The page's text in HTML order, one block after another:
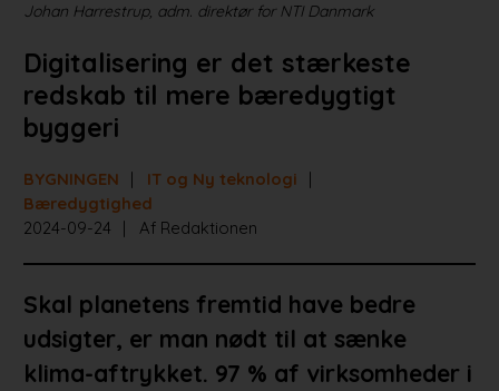
Johan Harrestrup, adm. direktør for NTI Danmark
Digitalisering er det stærkeste
redskab til mere bæredygtigt
byggeri
BYGNINGEN
IT og Ny teknologi
Bæredygtighed
2024-09-24
Af Redaktionen
Skal planetens fremtid have bedre
udsigter, er man nødt til at sænke
klima-aftrykket. 97 % af virksomheder i